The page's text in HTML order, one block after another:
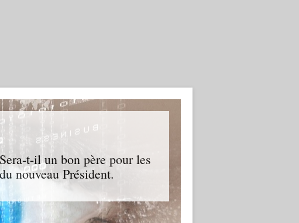
t-il un bon père pour les
nouveau Président.